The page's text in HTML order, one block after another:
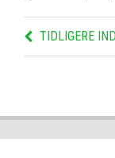
TIDLIGERE